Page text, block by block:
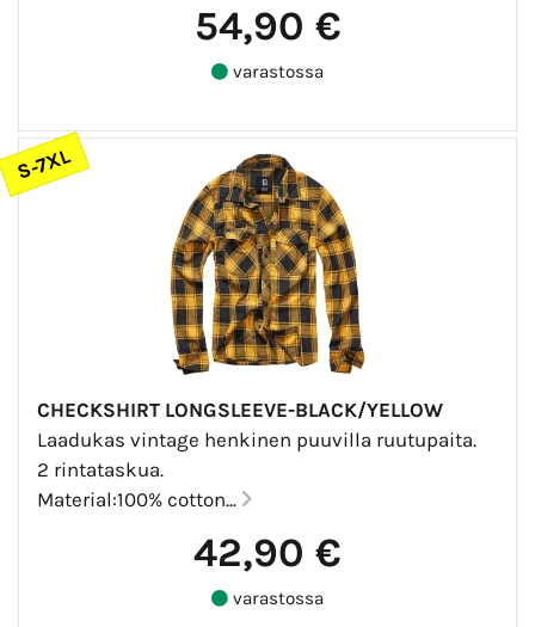
54,90 €
varastossa
S-7XL
CHECKSHIRT LONGSLEEVE-BLACK/YELLOW
Laadukas vintage henkinen puuvilla ruutupaita.
2 rintataskua.
Material:100% cotton...
42,90 €
varastossa